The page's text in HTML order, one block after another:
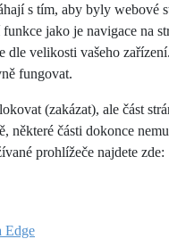
s tím, aby byly webové
jako je navigace na
dle velikosti vašeho
fungovat.
(zakázat), ale část
některé části dokonce
prohlížeče najdete zde:
Edge